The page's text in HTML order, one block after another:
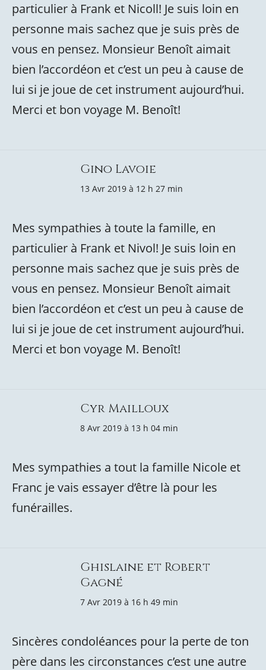
particulier à Frank et Nicoll! Je suis loin en
personne mais sachez que je suis près de
vous en pensez. Monsieur Benoît aimait
bien l’accordéon et c’est un peu à cause de
lui si je joue de cet instrument aujourd’hui.
Merci et bon voyage M. Benoît!
Gino Lavoie
13 Avr 2019 à 12 h 27 min
Mes sympathies à toute la famille, en
particulier à Frank et Nivol! Je suis loin en
personne mais sachez que je suis près de
vous en pensez. Monsieur Benoît aimait
bien l’accordéon et c’est un peu à cause de
lui si je joue de cet instrument aujourd’hui.
Merci et bon voyage M. Benoît!
Cyr Mailloux
8 Avr 2019 à 13 h 04 min
Mes sympathies a tout la famille Nicole et
Franc je vais essayer d’être là pour les
funérailles.
Ghislaine et Robert
Gagné
7 Avr 2019 à 16 h 49 min
Sincères condoléances pour la perte de ton
père dans les circonstances c’est une autre